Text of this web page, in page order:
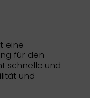
eine
für den
schnelle und
und